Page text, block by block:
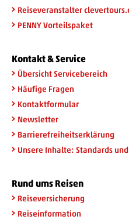
Reiseveranstalter
PENNY Vorteilspaket
Kontakt & Service
Übersicht Servicebereich
Häufige Fragen
Kontaktformular
Newsletter
Barrierefreiheitserklärung
Unsere Inhalte: Standards
Rund ums Reisen
Reiseversicherung
Reiseinformation